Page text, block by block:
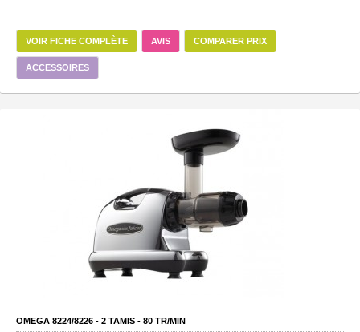
VOIR FICHE COMPLÈTE AVIS COMPARER PRIX
ACCESSOIRES
OMEGA 8224/8226 - 2 TAMIS - 80 TR/MIN